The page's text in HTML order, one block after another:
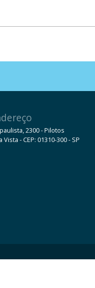
2300 - Pilotos
Vista - CEP: 01310-300 - SP